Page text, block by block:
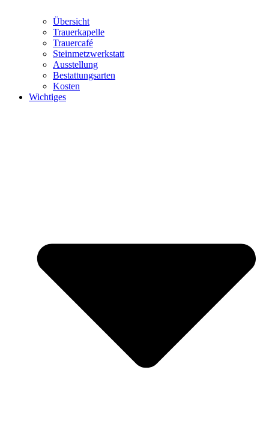
Übersicht
Trauerkapelle
Trauercafé
Steinmetzwerkstatt
Ausstellung
Bestattungsarten
Kosten
Wichtiges